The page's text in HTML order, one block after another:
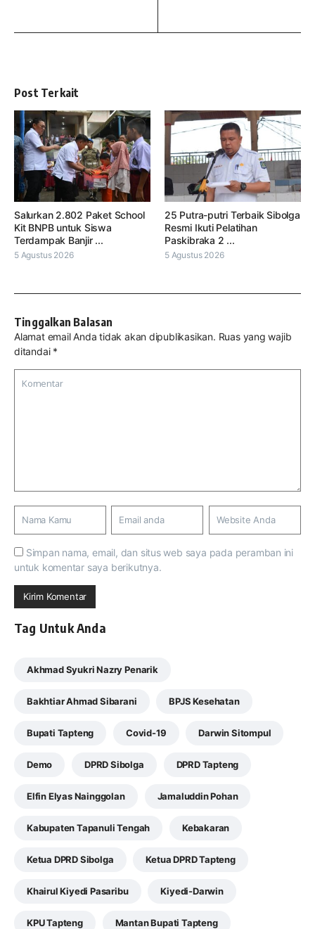
Post Terkait
Salurkan 2.802 Paket School
Kit BNPB untuk Siswa
Terdampak Banjir ...
5 Agustus 2026
25 Putra-putri Terbaik Sibolga
Resmi Ikuti Pelatihan
Paskibraka 2 ...
5 Agustus 2026
Tinggalkan Balasan
Alamat email Anda tidak akan dipublikasikan. Ruas yang wajib
ditandai *
Simpan nama, email, dan situs web saya pada peramban ini
untuk komentar saya berikutnya.
Tag Untuk Anda
Akhmad Syukri Nazry Penarik
Bakhtiar Ahmad Sibarani BPJS Kesehatan
Bupati Tapteng Covid-19 Darwin Sitompul
Demo DPRD Sibolga DPRD Tapteng
Elfin Elyas Nainggolan Jamaluddin Pohan
Kabupaten Tapanuli Tengah Kebakaran
Ketua DPRD Sibolga Ketua DPRD Tapteng
Khairul Kiyedi Pasaribu Kiyedi-Darwin
KPU Tapteng Mantan Bupati Tapteng